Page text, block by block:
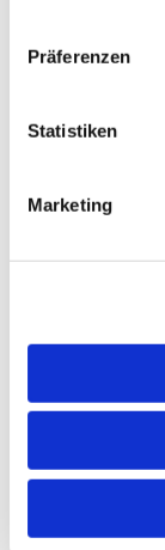
Präferenzen
Statistiken
Marketing